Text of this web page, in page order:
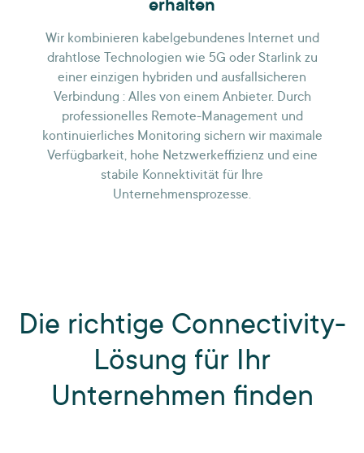
erhalten
Wir kombinieren kabelgebundenes Internet und
drahtlose Technologien wie 5G oder Starlink zu
einer einzigen hybriden und ausfallsicheren
Verbindung : Alles von einem Anbieter. Durch
professionelles Remote-Management und
kontinuierliches Monitoring sichern wir maximale
Verfügbarkeit, hohe Netzwerkeffizienz und eine
stabile Konnektivität für Ihre
Unternehmensprozesse.
Die richtige Connectivity-
Lösung für Ihr
Unternehmen finden